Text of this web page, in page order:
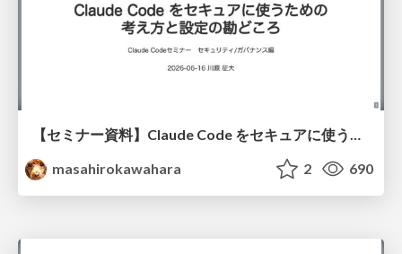
【セミナー資料】Claude Code をセキュアに使うための考え方と設定の勘どころ / Claude Code Webinar 20260616
masahirokawahara
2 690